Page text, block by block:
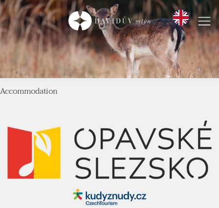
Accommodation